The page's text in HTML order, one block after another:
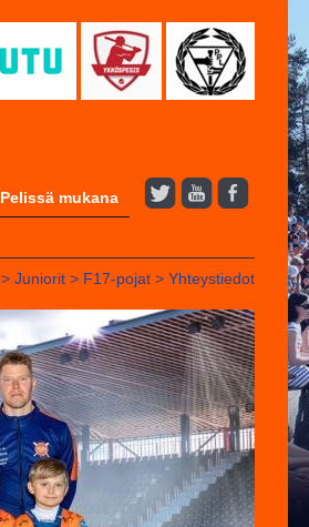
Pelissä mukana
> Juniorit > F17-pojat > Yhteystiedot